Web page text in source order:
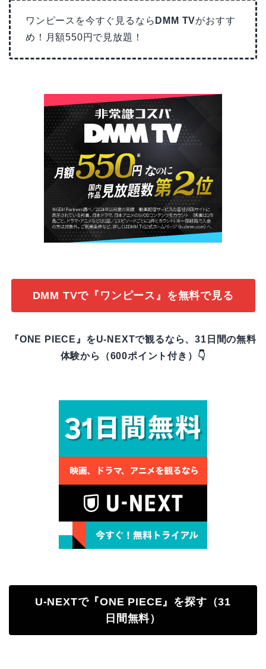
ワンピースを今すぐ見るなら DMM TVがおすす
め！月額550円で見放題！
DMM TVで『ワンピース』を無料で見る
『ONE PIECE』をU-NEXTで観るなら、31日間の無料
体験から（600ポイント付き）👇
U-NEXTで『ONE PIECE』を探す（31
日間無料）